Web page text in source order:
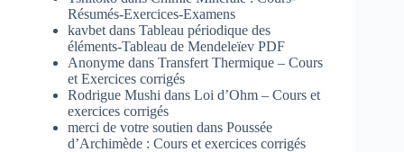
Résumés-Exercices-Examens
kavbet dans Tableau périodique des
éléments-Tableau de Mendeleïev PDF
Anonyme dans Transfert Thermique – Cours
et Exercices corrigés
Rodrigue Mushi dans Loi d’Ohm – Cours et
exercices corrigés
merci de votre soutien dans Poussée
d’Archimède : Cours et exercices corrigés